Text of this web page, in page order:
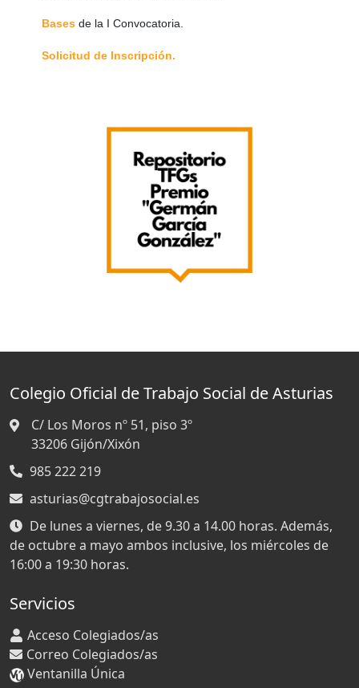
Bases de la I Convocatoria.
Solicitud de Inscripción.
Colegio Oficial de Trabajo Social de Asturias
C/ Los Moros nº 51, piso 3º
33206 Gijón/Xixón
985 222 219
asturias@cgtrabajosocial.es
De lunes a viernes, de 9.30 a 14.00 horas. Además,
de octubre a mayo ambos inclusive, los miércoles de
16:00 a 19:30 horas.
Servicios
Acceso Colegiados/as
Correo Colegiados/as
Ventanilla Única